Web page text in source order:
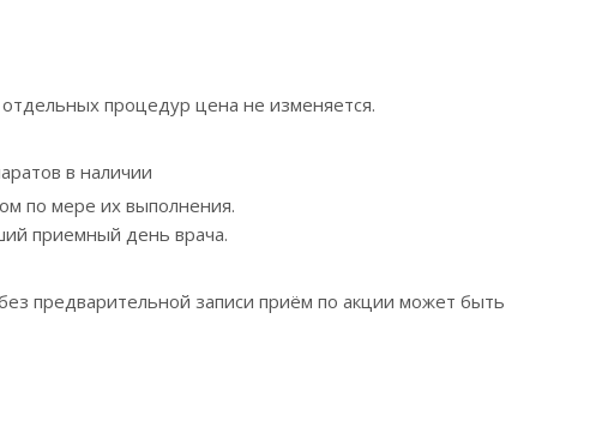
процедур цена не изменяется.
в наличии
по мере их выполнения.
приемный день врача.
предварительной записи приём по акции может быть